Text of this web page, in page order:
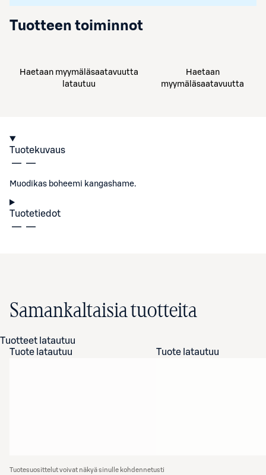
Tuotteen toiminnot
Haetaan myymäläsaatavuutta
latautuu
Haetaan
myymäläsaatavuutta
Tuotekuvaus
Muodikas boheemi kangashame.
Tuotetiedot
Samankaltaisia tuotteita
Tuotteet latautuu
Tuote latautuu
Tuote latautuu
Tuotesuosittelut voivat näkyä sinulle kohdennetusti